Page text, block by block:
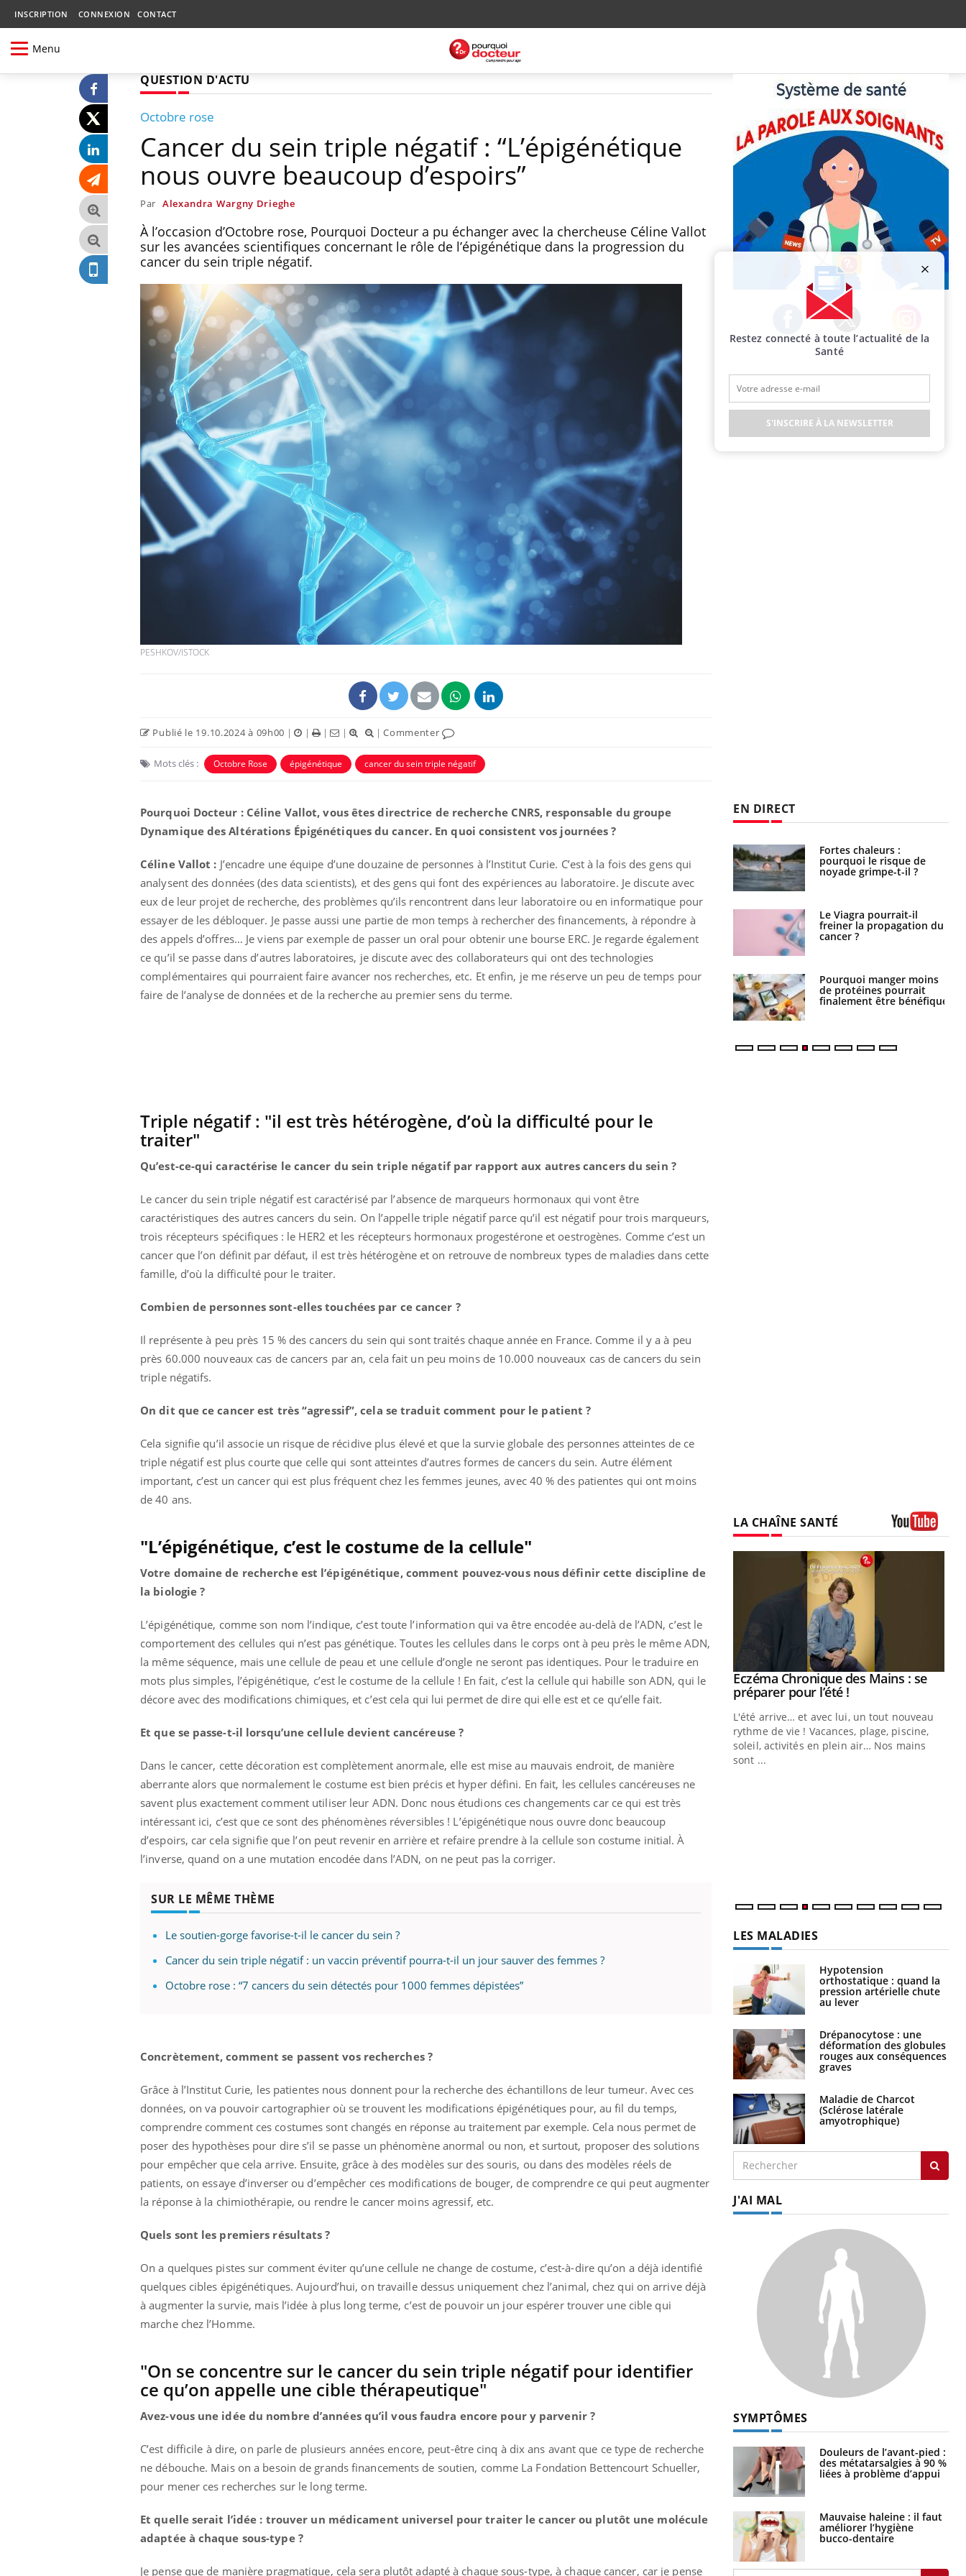
INSCRIPTION CONNEXION CONTACT
Menu
QUESTION D'ACTU
Octobre rose
Cancer du sein triple négatif : “L’épigénétique
nous ouvre beaucoup d’espoirs”
Par Alexandra Wargny Drieghe
À l’occasion d’Octobre rose, Pourquoi Docteur a pu échanger avec la chercheuse Céline Vallot
sur les avancées scientifiques concernant le rôle de l’épigénétique dans la progression du
cancer du sein triple négatif.
PESHKOV/ISTOCK
Publié le 19.10.2024 à 09h00 | | | | |Commenter
Mots clés : Octobre Rose épigénétique cancer du sein triple négatif
Pourquoi Docteur : Céline Vallot, vous êtes directrice de recherche CNRS, responsable du groupe
Dynamique des Altérations Épigénétiques du cancer. En quoi consistent vos journées ?
Céline Vallot : J’encadre une équipe d’une douzaine de personnes à l’Institut Curie. C’est à la fois des gens qui
analysent des données (des data scientists), et des gens qui font des expériences au laboratoire. Je discute avec
eux de leur projet de recherche, des problèmes qu’ils rencontrent dans leur laboratoire ou en informatique pour
essayer de les débloquer. Je passe aussi une partie de mon temps à rechercher des financements, à répondre à
des appels d’offres… Je viens par exemple de passer un oral pour obtenir une bourse ERC. Je regarde également
ce qu’il se passe dans d’autres laboratoires, je discute avec des collaborateurs qui ont des technologies
complémentaires qui pourraient faire avancer nos recherches, etc. Et enfin, je me réserve un peu de temps pour
faire de l’analyse de données et de la recherche au premier sens du terme.
Triple négatif : "il est très hétérogène, d’où la difficulté pour le
traiter"
Qu’est-ce-qui caractérise le cancer du sein triple négatif par rapport aux autres cancers du sein ?
Le cancer du sein triple négatif est caractérisé par l’absence de marqueurs hormonaux qui vont être
caractéristiques des autres cancers du sein. On l’appelle triple négatif parce qu’il est négatif pour trois marqueurs,
trois récepteurs spécifiques : le HER2 et les récepteurs hormonaux progestérone et oestrogènes. Comme c’est un
cancer que l’on définit par défaut, il est très hétérogène et on retrouve de nombreux types de maladies dans cette
famille, d’où la difficulté pour le traiter.
Combien de personnes sont-elles touchées par ce cancer ?
Il représente à peu près 15 % des cancers du sein qui sont traités chaque année en France. Comme il y a à peu
près 60.000 nouveaux cas de cancers par an, cela fait un peu moins de 10.000 nouveaux cas de cancers du sein
triple négatifs.
On dit que ce cancer est très “agressif”, cela se traduit comment pour le patient ?
Cela signifie qu’il associe un risque de récidive plus élevé et que la survie globale des personnes atteintes de ce
triple négatif est plus courte que celle qui sont atteintes d’autres formes de cancers du sein. Autre élément
important, c’est un cancer qui est plus fréquent chez les femmes jeunes, avec 40 % des patientes qui ont moins
de 40 ans.
"L’épigénétique, c’est le costume de la cellule"
Votre domaine de recherche est l’épigénétique, comment pouvez-vous nous définir cette discipline de
la biologie ?
L’épigénétique, comme son nom l’indique, c’est toute l’information qui va être encodée au-delà de l’ADN, c’est le
comportement des cellules qui n’est pas génétique. Toutes les cellules dans le corps ont à peu près le même ADN,
la même séquence, mais une cellule de peau et une cellule d’ongle ne seront pas identiques. Pour le traduire en
mots plus simples, l’épigénétique, c’est le costume de la cellule ! En fait, c’est la cellule qui habille son ADN, qui le
décore avec des modifications chimiques, et c’est cela qui lui permet de dire qui elle est et ce qu’elle fait.
Et que se passe-t-il lorsqu’une cellule devient cancéreuse ?
Dans le cancer, cette décoration est complètement anormale, elle est mise au mauvais endroit, de manière
aberrante alors que normalement le costume est bien précis et hyper défini. En fait, les cellules cancéreuses ne
savent plus exactement comment utiliser leur ADN. Donc nous étudions ces changements car ce qui est très
intéressant ici, c’est que ce sont des phénomènes réversibles ! L’épigénétique nous ouvre donc beaucoup
d’espoirs, car cela signifie que l’on peut revenir en arrière et refaire prendre à la cellule son costume initial. À
l’inverse, quand on a une mutation encodée dans l’ADN, on ne peut pas la corriger.
SUR LE MÊME THÈME
Le soutien-gorge favorise-t-il le cancer du sein ?
Cancer du sein triple négatif : un vaccin préventif pourra-t-il un jour sauver des femmes ?
Octobre rose : “7 cancers du sein détectés pour 1000 femmes dépistées”
Concrètement, comment se passent vos recherches ?
Grâce à l’Institut Curie, les patientes nous donnent pour la recherche des échantillons de leur tumeur. Avec ces
données, on va pouvoir cartographier où se trouvent les modifications épigénétiques pour, au fil du temps,
comprendre comment ces costumes sont changés en réponse au traitement par exemple. Cela nous permet de
poser des hypothèses pour dire s’il se passe un phénomène anormal ou non, et surtout, proposer des solutions
pour empêcher que cela arrive. Ensuite, grâce à des modèles sur des souris, ou dans des modèles réels de
patients, on essaye d’inverser ou d’empêcher ces modifications de bouger, de comprendre ce qui peut augmenter
la réponse à la chimiothérapie, ou rendre le cancer moins agressif, etc.
Quels sont les premiers résultats ?
On a quelques pistes sur comment éviter qu’une cellule ne change de costume, c’est-à-dire qu’on a déjà identifié
quelques cibles épigénétiques. Aujourd’hui, on travaille dessus uniquement chez l’animal, chez qui on arrive déjà
à augmenter la survie, mais l’idée à plus long terme, c’est de pouvoir un jour espérer trouver une cible qui
marche chez l’Homme.
"On se concentre sur le cancer du sein triple négatif pour identifier
ce qu’on appelle une cible thérapeutique"
Avez-vous une idée du nombre d’années qu’il vous faudra encore pour y parvenir ?
C’est difficile à dire, on parle de plusieurs années encore, peut-être cinq à dix ans avant que ce type de recherche
ne débouche. Mais on a besoin de grands financements de soutien, comme La Fondation Bettencourt Schueller,
pour mener ces recherches sur le long terme.
Et quelle serait l’idée : trouver un médicament universel pour traiter le cancer ou plutôt une molécule
adaptée à chaque sous-type ?
Je pense que de manière pragmatique, cela sera plutôt adapté à chaque sous-type, à chaque cancer, car je pense
Facebook Twitter Instagram
EN DIRECT
écrans en vacances ?
Toujours connectés :
comment le travail
empiète de plus en plus
sur nos soirées
Cancer colorectal : une
stratégie simple aurait
changé la donne au Pays
West Nile : que se passe-
t-il dans le sud de la
France ?
Les médicaments GLP-1
protègent-ils aussi les os
?
Cytomégalovirus : ce qui
change dans la prise en
charge des femmes
de dormir la nuit ?
VIH : la fin du comprimé
tous les jours se profile-t-
elle enfin ?
Pourquoi votre ventre
Fortes chaleurs :
pourquoi le risque de
noyade grimpe-t-il ?
Le Viagra pourrait-il
freiner la propagation du
cancer ?
Pourquoi manger moins
de protéines pourrait
finalement être bénéfique
LA CHAÎNE SANTÉ
Eczéma Chronique des Mains :
expliquer ma maladieYoutube
d'autres non ! D'un côté, poser des
Youtube
Carence en fer : comprendre pour
prévenir Youtube
même alopécie… Les symptômes de la
Youtube
Insuline & Charge mentale : et si on
osait en parler?? Youtube
Youtube
Eczéma Chronique des Mains : se
préparer pour l’été !Youtube
L'été arrive… et avec lui, un tout nouveau
rythme de vie ! Vacances, plage, piscine,
soleil, activités en plein air… Nos mains
sont ...
LES MALADIES
Hypotension
orthostatique : quand la
pression artérielle chute
au lever
Drépanocytose : une
déformation des globules
rouges aux conséquences
graves
Maladie de Charcot
(Sclérose latérale
amyotrophique)
J'AI MAL
SYMPTÔMES
Douleurs de l’avant-pied :
des métatarsalgies à 90 %
liées à problème d’appui
Mauvaise haleine : il faut
améliorer l’hygiène
bucco-dentaire
Restez connecté à toute l’actualité de la
Santé
S'INSCRIRE À LA NEWSLETTER